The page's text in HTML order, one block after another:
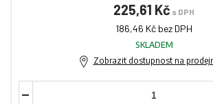
225,61 Kč s DPH
186,46 Kč bez DPH
SKLADEM
Zobrazit dostupnost na